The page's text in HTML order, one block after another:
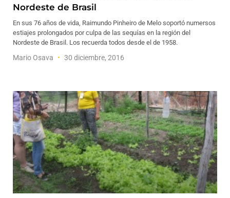
Nordeste de Brasil
En sus 76 años de vida, Raimundo Pinheiro de Melo soportó numersos
estiajes prolongados por culpa de las sequías en la región del
Nordeste de Brasil. Los recuerda todos desde el de 1958.
Mario Osava 30 diciembre, 2016